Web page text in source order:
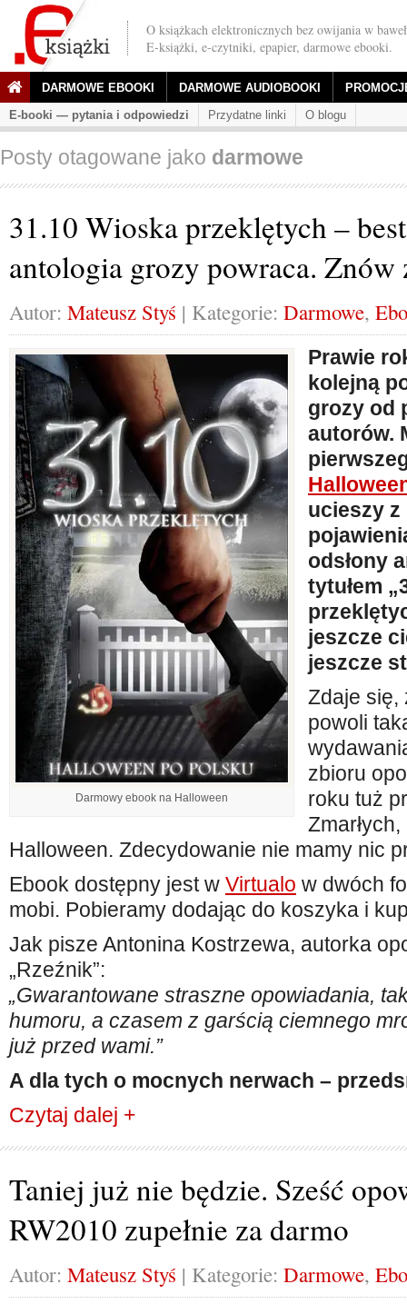
O książkach elektronicznych bez owijania w
E-książki, e-czytniki, epapier, darmowe ebooki.
DARMOWE EBOOKI DARMOWE AUDIOBOOKI
E-booki — pytania i odpowiedzi
Przydatne linki O blogu
Posty otagowane jako darmowe
31.10 Wioska przeklętych –
antologia grozy powraca. Znów
Autor: Mateusz Styś | Kategorie: Darmowe,
Darmowy ebook na Halloween
Prawie
kolejną
grozy od
autorów.
ucieszy
odsłony
tytułem
jeszcze
jeszcze
Zdaje się,
powoli
zbioru
roku tuż
Halloween. Zdecydowanie nie mamy nic
Ebook dostępny jest w Virtualo w dwóch
mobi. Pobieramy dodając do koszyka i
Jak pisze Antonina Kostrzewa, autorka
„Rzeźnik”:
„Gwarantowane straszne opowiadania,
humoru, a czasem z garścią ciemnego
już przed wami.”
A dla tych o mocnych nerwach –
Czytaj dalej +
Taniej już nie będzie. Sześć
RW2010 zupełnie za darmo
Autor: Mateusz Styś | Kategorie: Darmowe,